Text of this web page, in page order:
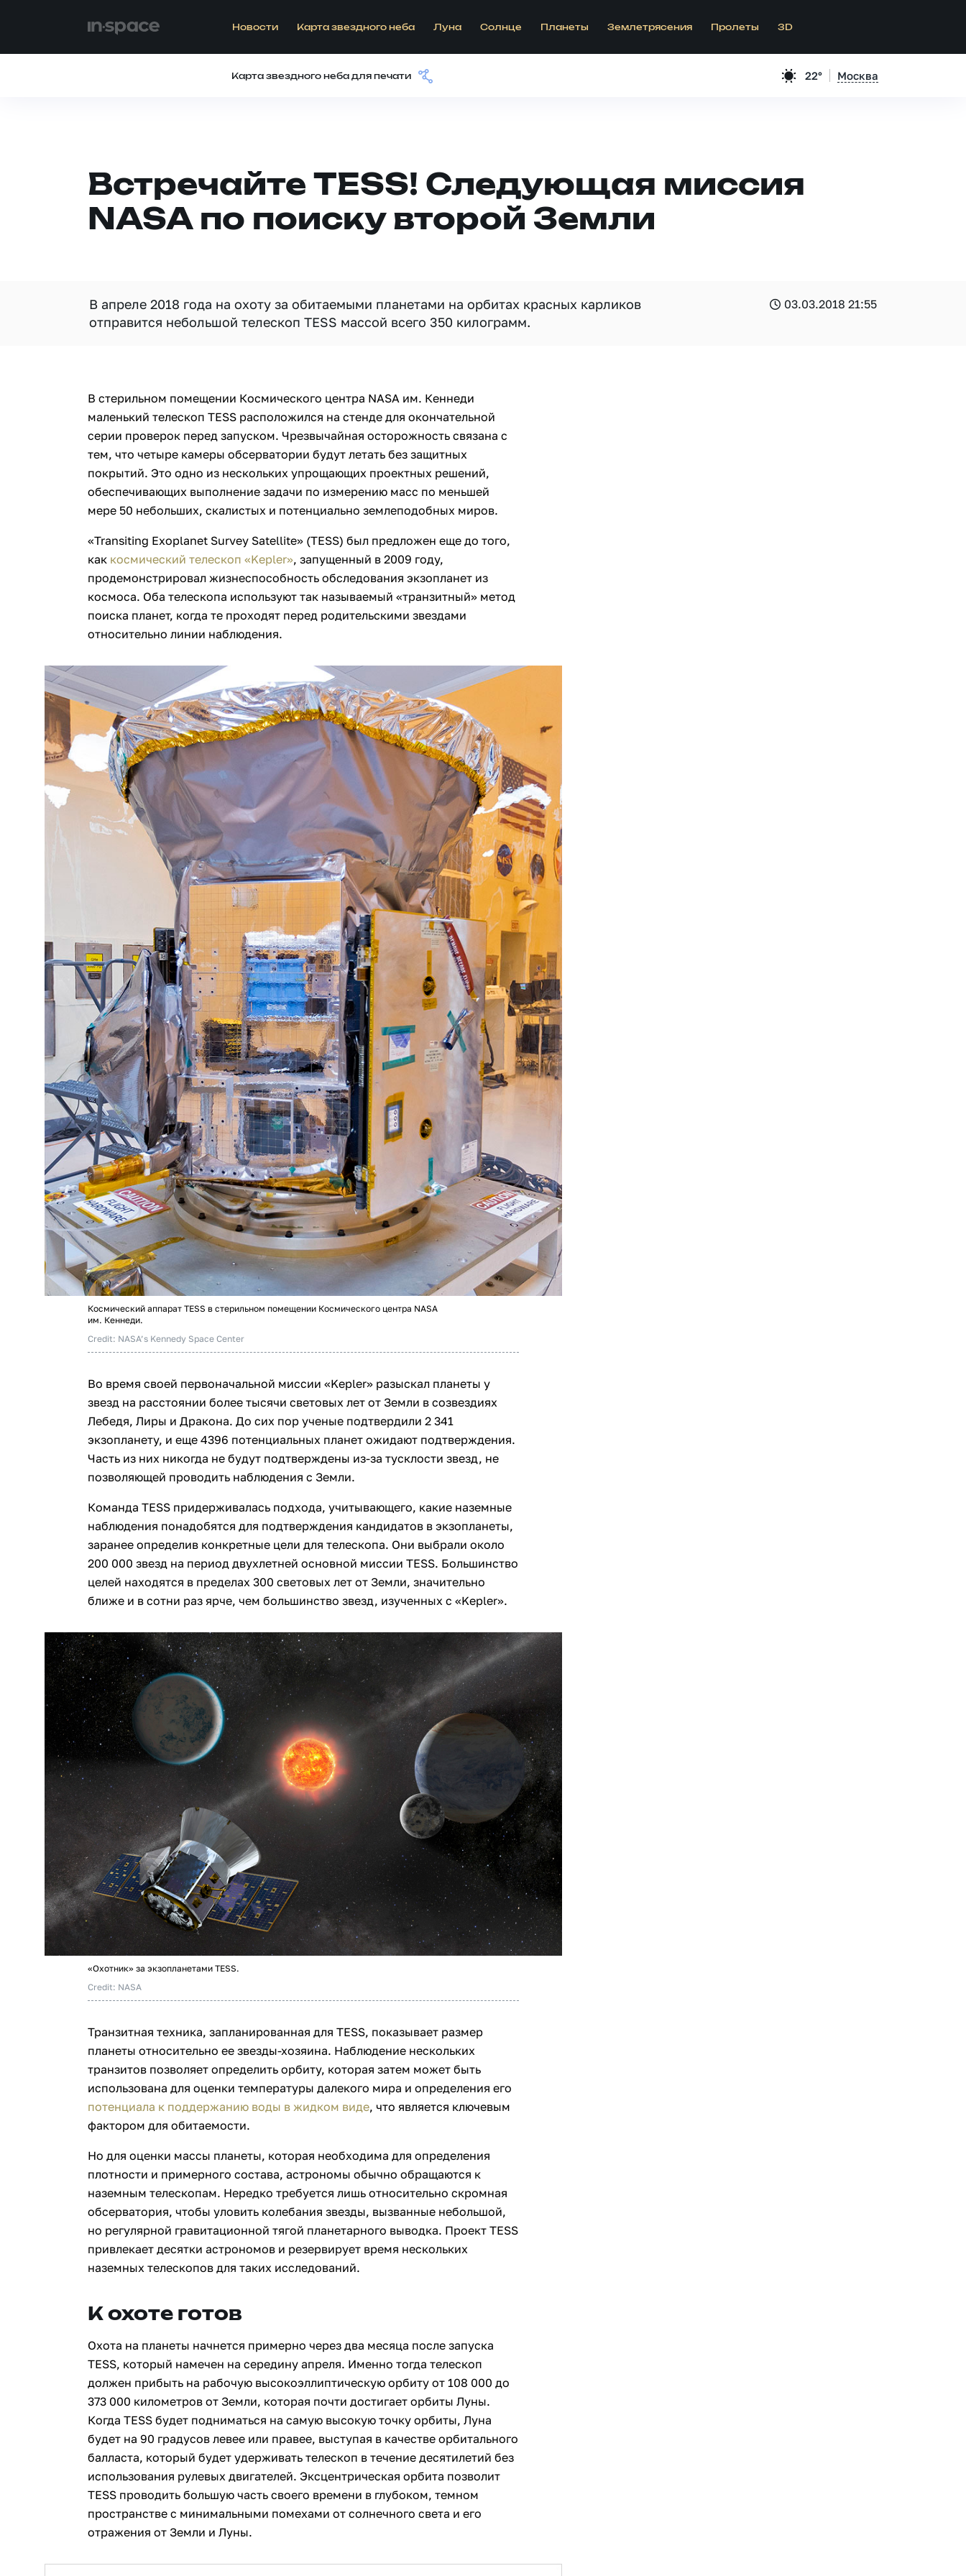
Новости Карта звездного неба Луна Солнце Планеты Землетрясения Пролеты 3D
Карта звездного неба для печати 22° Москва
Встречайте TESS! Следующая миссия
NASA по поиску второй Земли
В апреле 2018 года на охоту за обитаемыми планетами на орбитах красных карликов
отправится небольшой телескоп TESS массой всего 350 килограмм.
03.03.2018 21:55
В стерильном помещении Космического центра NASA им. Кеннеди
маленький телескоп TESS расположился на стенде для окончательной
серии проверок перед запуском. Чрезвычайная осторожность связана с
тем, что четыре камеры обсерватории будут летать без защитных
покрытий. Это одно из нескольких упрощающих проектных решений,
обеспечивающих выполнение задачи по измерению масс по меньшей
мере 50 небольших, скалистых и потенциально землеподобных миров.
«Transiting Exoplanet Survey Satellite» (TESS) был предложен еще до того,
как космический телескоп «Kepler», запущенный в 2009 году,
продемонстрировал жизнеспособность обследования экзопланет из
космоса. Оба телескопа используют так называемый «транзитный» метод
поиска планет, когда те проходят перед родительскими звездами
относительно линии наблюдения.
Космический аппарат TESS в стерильном помещении Космического центра NASA
им. Кеннеди.
Credit: NASA’s Kennedy Space Center
Во время своей первоначальной миссии «Kepler» разыскал планеты у
звезд на расстоянии более тысячи световых лет от Земли в созвездиях
Лебедя, Лиры и Дракона. До сих пор ученые подтвердили 2 341
экзопланету, и еще 4396 потенциальных планет ожидают подтверждения.
Часть из них никогда не будут подтверждены из-за тусклости звезд, не
позволяющей проводить наблюдения с Земли.
Команда TESS придерживалась подхода, учитывающего, какие наземные
наблюдения понадобятся для подтверждения кандидатов в экзопланеты,
заранее определив конкретные цели для телескопа. Они выбрали около
200 000 звезд на период двухлетней основной миссии TESS. Большинство
целей находятся в пределах 300 световых лет от Земли, значительно
ближе и в сотни раз ярче, чем большинство звезд, изученных с «Kepler».
«Охотник» за экзопланетами TESS.
Credit: NASA
Транзитная техника, запланированная для TESS, показывает размер
планеты относительно ее звезды-хозяина. Наблюдение нескольких
транзитов позволяет определить орбиту, которая затем может быть
использована для оценки температуры далекого мира и определения его
потенциала к поддержанию воды в жидком виде, что является ключевым
фактором для обитаемости.
Но для оценки массы планеты, которая необходима для определения
плотности и примерного состава, астрономы обычно обращаются к
наземным телескопам. Нередко требуется лишь относительно скромная
обсерватория, чтобы уловить колебания звезды, вызванные небольшой,
но регулярной гравитационной тягой планетарного выводка. Проект TESS
привлекает десятки астрономов и резервирует время нескольких
наземных телескопов для таких исследований.
К охоте готов
Охота на планеты начнется примерно через два месяца после запуска
TESS, который намечен на середину апреля. Именно тогда телескоп
должен прибыть на рабочую высокоэллиптическую орбиту от 108 000 до
373 000 километров от Земли, которая почти достигает орбиты Луны.
Когда TESS будет подниматься на самую высокую точку орбиты, Луна
будет на 90 градусов левее или правее, выступая в качестве орбитального
балласта, который будет удерживать телескоп в течение десятилетий без
использования рулевых двигателей. Эксцентрическая орбита позволит
TESS проводить большую часть своего времени в глубоком, темном
пространстве с минимальными помехами от солнечного света и его
отражения от Земли и Луны.